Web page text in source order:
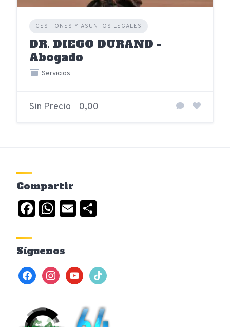
GESTIONES Y ASUNTOS LEGALES
DR. DIEGO DURAND -
Abogado
Servicios
Sin Precio 0,00
Compartir
Facebook
WhatsApp
Email
Síguenos
facebookinstagramyoutubetiktok